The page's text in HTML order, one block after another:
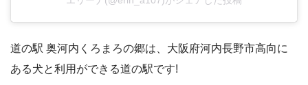
道の駅 奥河内くろまろの郷は、大阪府河内長野市高向に
ある犬と利用ができる道の駅です!